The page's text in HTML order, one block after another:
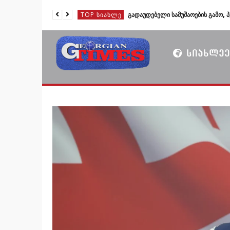
TOP ᲡᲘᲐᲮᲚᲔ
TOP ᲡᲘᲐᲮᲚᲔ
TOP ᲡᲘᲐᲮᲚᲔ
TOP ᲡᲘᲐᲮᲚᲔ